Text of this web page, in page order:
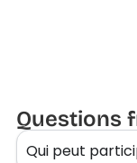
Questions
Qui peut